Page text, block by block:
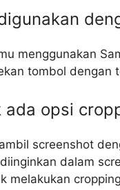
menggunakan
tombol dengan
ada opsi
screenshot
dalam
melakukan